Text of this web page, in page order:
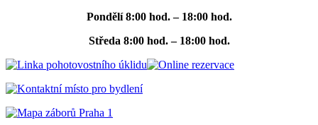
Pondělí 8:00 hod. – 18:00 hod.
Středa 8:00 hod. – 18:00 hod.